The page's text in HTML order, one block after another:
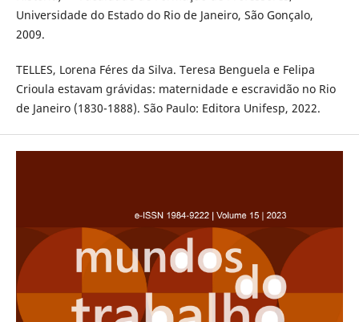
Universidade do Estado do Rio de Janeiro, São Gonçalo,
2009.
TELLES, Lorena Féres da Silva. Teresa Benguela e Felipa
Crioula estavam grávidas: maternidade e escravidão no Rio
de Janeiro (1830-1888). São Paulo: Editora Unifesp, 2022.